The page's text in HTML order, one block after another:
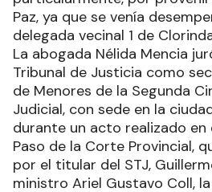
Paz, ya que se venía
delegada vecinal 1 de
La abogada Nélida Mencia
Tribunal de Justicia como
de Menores de la Segunda
Judicial, con sede en la
durante un acto realizado en
Paso de la Corte Provincial,
por el titular del STJ,
ministro Ariel Gustavo Coll,